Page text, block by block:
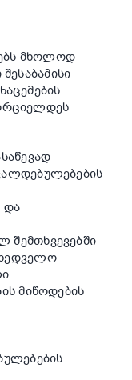
მხოლოდ
და
მიწოდების